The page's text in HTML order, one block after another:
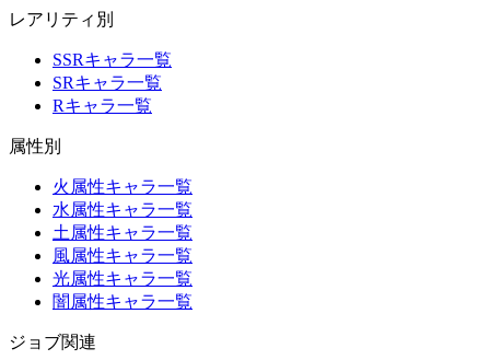
レアリティ別
SSRキャラ一覧
SRキャラ一覧
Rキャラ一覧
属性別
火属性キャラ一覧
水属性キャラ一覧
土属性キャラ一覧
風属性キャラ一覧
光属性キャラ一覧
闇属性キャラ一覧
ジョブ関連